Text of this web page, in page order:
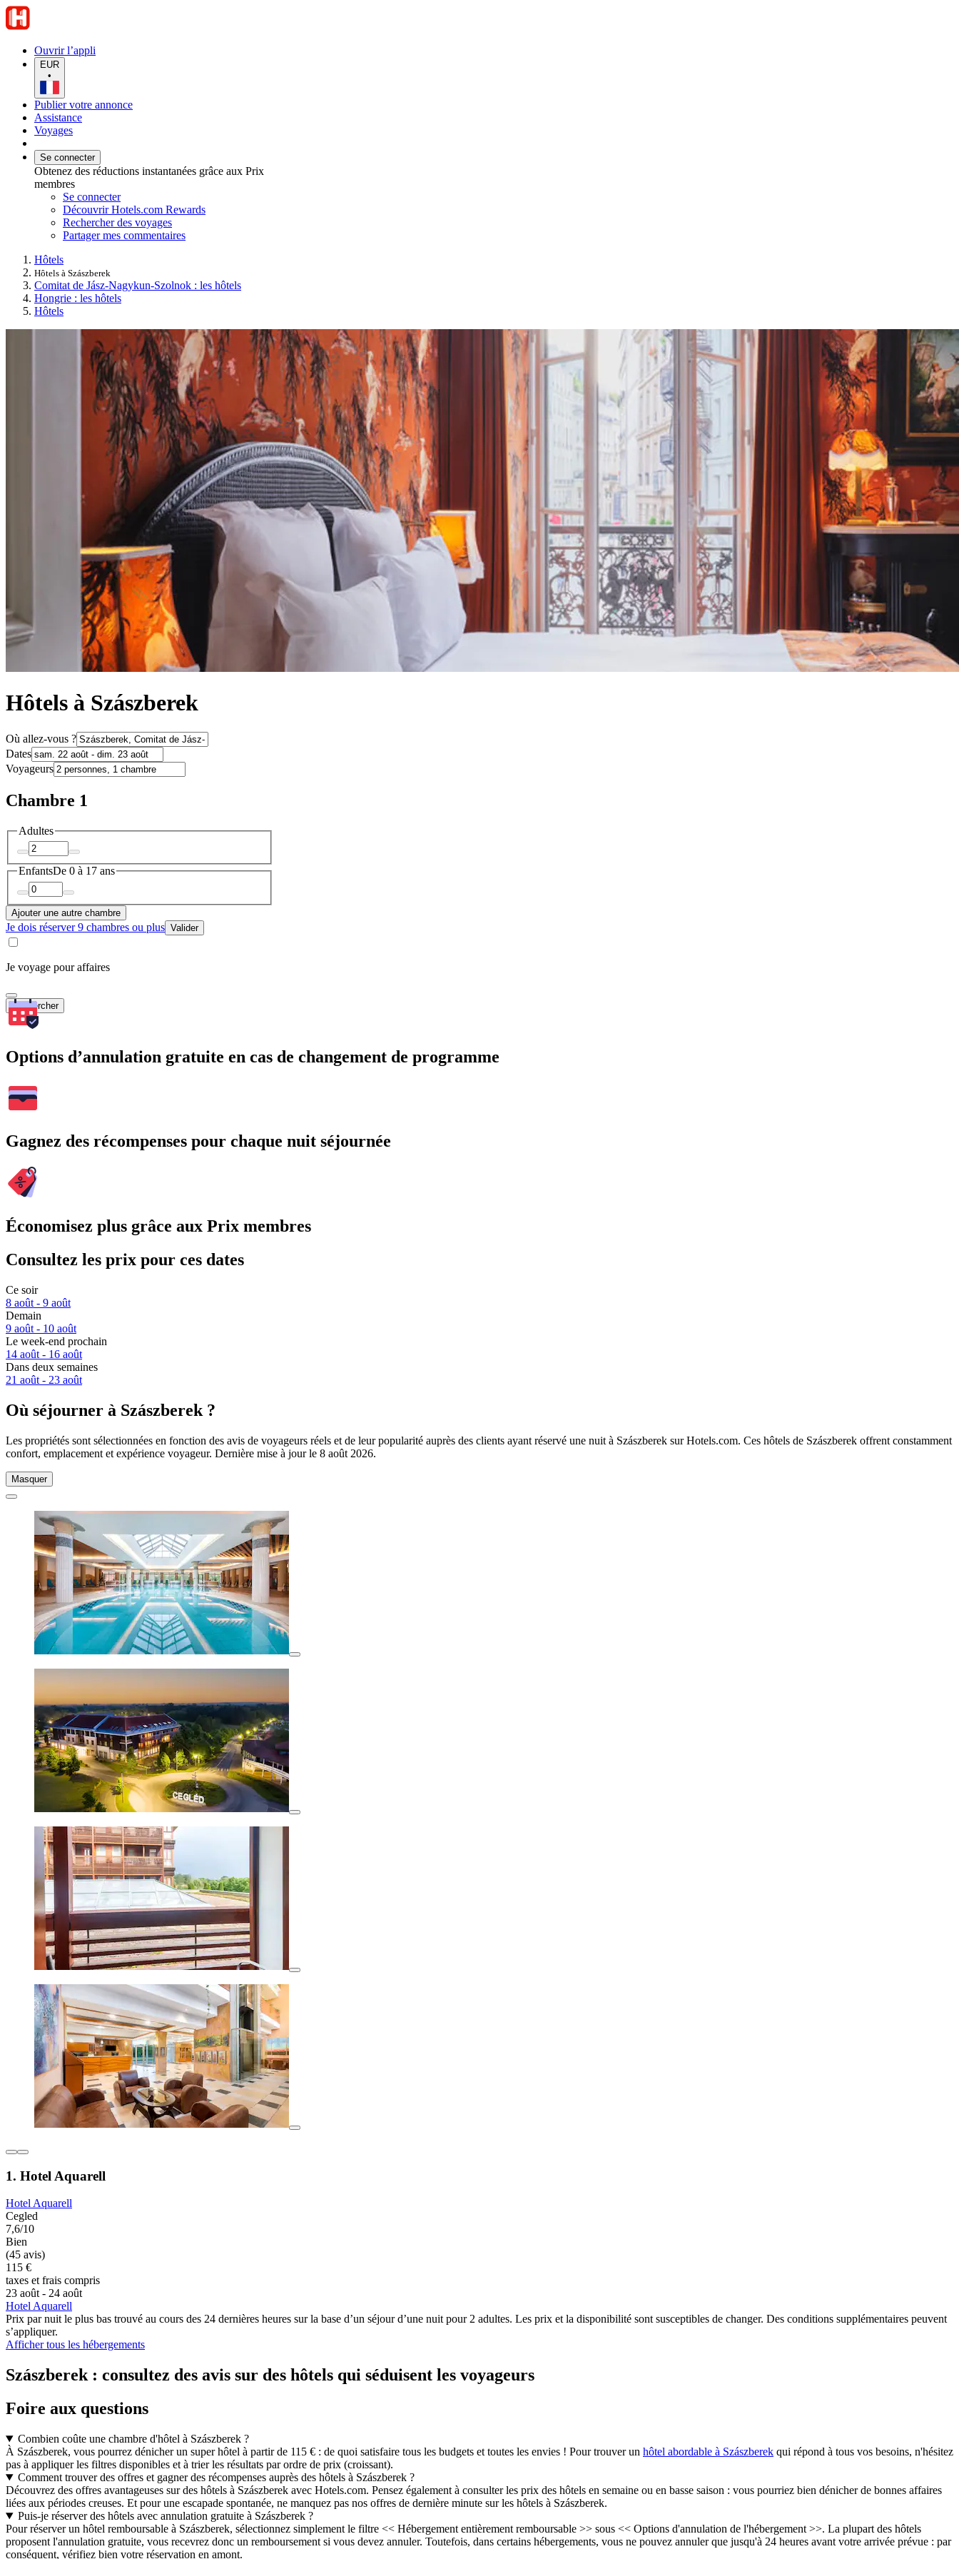
Ouvrir l’appli
EUR
•
Publier votre annonce
Assistance
Voyages
Se connecter
Obtenez des réductions instantanées grâce aux Prix
membres
Se connecter
Découvrir Hotels.com Rewards
Rechercher des voyages
Partager mes commentaires
Hôtels
Hôtels à Szászberek
Comitat de Jász-Nagykun-Szolnok : les hôtels
Hongrie : les hôtels
Hôtels
Hôtels à Szászberek
Où allez-vous ?
Dates
Voyageurs
Chambre 1
Adultes
EnfantsDe 0 à 17 ans
Ajouter une autre chambre
Je dois réserver 9 chambres ou plus Valider
Je voyage pour affaires
Rechercher
Options d’annulation gratuite en cas de changement de programme
Gagnez des récompenses pour chaque nuit séjournée
Économisez plus grâce aux Prix membres
Consultez les prix pour ces dates
Ce soir
8 août - 9 août
Demain
9 août - 10 août
Le week-end prochain
14 août - 16 août
Dans deux semaines
21 août - 23 août
Où séjourner à Szászberek ?
Les propriétés sont sélectionnées en fonction des avis de voyageurs réels et de leur popularité auprès des clients ayant réservé une nuit à Szászberek sur Hotels.com. Ces hôtels de Szászberek offrent constamment
confort, emplacement et expérience voyageur. Dernière mise à jour le 8 août 2026.
Masquer
1. Hotel Aquarell
Hotel Aquarell
Cegled
7,6/10
Bien
(45 avis)
115 €
taxes et frais compris
23 août - 24 août
Hotel Aquarell
Prix par nuit le plus bas trouvé au cours des 24 dernières heures sur la base d’un séjour d’une nuit pour 2 adultes. Les prix et la disponibilité sont susceptibles de changer. Des conditions supplémentaires peuvent
s’appliquer.
Afficher tous les hébergements
Szászberek : consultez des avis sur des hôtels qui séduisent les voyageurs
Foire aux questions
Combien coûte une chambre d'hôtel à Szászberek ?
À Szászberek, vous pourrez dénicher un super hôtel à partir de 115 € : de quoi satisfaire tous les budgets et toutes les envies ! Pour trouver un hôtel abordable à Szászberek qui répond à tous vos besoins, n'hésitez
pas à appliquer les filtres disponibles et à trier les résultats par ordre de prix (croissant).
Comment trouver des offres et gagner des récompenses auprès des hôtels à Szászberek ?
Découvrez des offres avantageuses sur des hôtels à Szászberek avec Hotels.com. Pensez également à consulter les prix des hôtels en semaine ou en basse saison : vous pourriez bien dénicher de bonnes affaires
liées aux périodes creuses. Et pour une escapade spontanée, ne manquez pas nos offres de dernière minute sur les hôtels à Szászberek.
Puis-je réserver des hôtels avec annulation gratuite à Szászberek ?
Pour réserver un hôtel remboursable à Szászberek, sélectionnez simplement le filtre << Hébergement entièrement remboursable >> sous << Options d'annulation de l'hébergement >>. La plupart des hôtels
proposent l'annulation gratuite, vous recevrez donc un remboursement si vous devez annuler. Toutefois, dans certains hébergements, vous ne pouvez annuler que jusqu'à 24 heures avant votre arrivée prévue : par
conséquent, vérifiez bien votre réservation en amont.